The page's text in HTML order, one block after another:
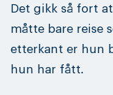
Det gikk så fort
måtte bare reise
etterkant er hun
hun har fått.